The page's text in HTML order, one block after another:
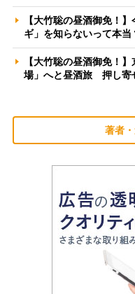
【大竹聡の昼酒御免！
ギ」を知らないって本
【大竹聡の昼酒御免！
場」へと昼酒旅 押し寄
著者